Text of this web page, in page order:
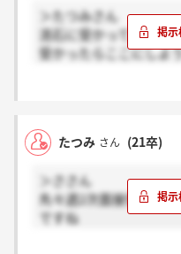
＞たつみさん
流石に受かってたらも
受かったらここにしよ
たつみ さん (21卒)
＞ささん
先々週2次面接受けま
ですね